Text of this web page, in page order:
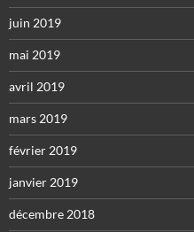
juin 2019
mai 2019
avril 2019
mars 2019
février 2019
janvier 2019
décembre 2018